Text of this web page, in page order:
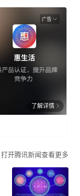
广告
了解详情
打开腾讯新闻查看更多